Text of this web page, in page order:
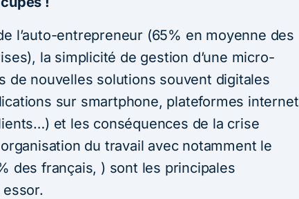
l’auto-entrepreneur (65% en moyenne des
la simplicité de gestion d’une micro-
de nouvelles solutions souvent digitales
sur smartphone, plateformes internet
et les conséquences de la crise
du travail avec notamment le
des français, ) sont les principales